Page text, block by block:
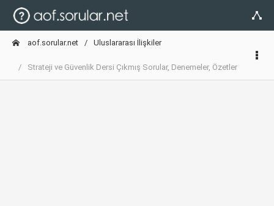
aof.sorular.net Uluslararası İlişkiler
Strateji ve Güvenlik Dersi Çıkmış Sorular, Denemeler, Özetler